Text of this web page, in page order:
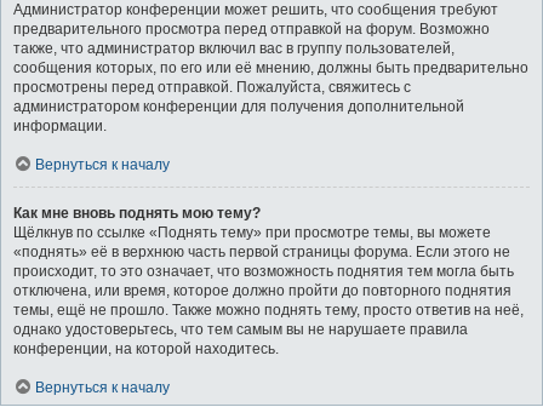
Администратор конференции может решить, что сообщения требуют
предварительного просмотра перед отправкой на форум. Возможно
также, что администратор включил вас в группу пользователей,
сообщения которых, по его или её мнению, должны быть предварительно
просмотрены перед отправкой. Пожалуйста, свяжитесь с
администратором конференции для получения дополнительной
информации.
Вернуться к началу
Как мне вновь поднять мою тему?
Щёлкнув по ссылке «Поднять тему» при просмотре темы, вы можете
«поднять» её в верхнюю часть первой страницы форума. Если этого не
происходит, то это означает, что возможность поднятия тем могла быть
отключена, или время, которое должно пройти до повторного поднятия
темы, ещё не прошло. Также можно поднять тему, просто ответив на неё,
однако удостоверьтесь, что тем самым вы не нарушаете правила
конференции, на которой находитесь.
Вернуться к началу